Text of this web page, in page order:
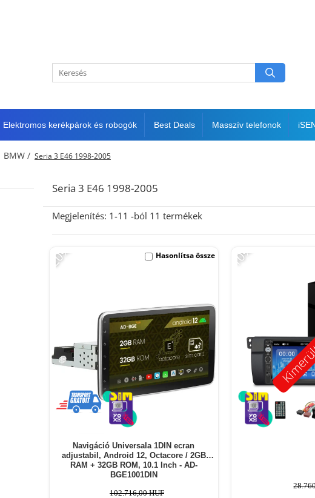
Elektromos kerékpárok és robogók Best Deals Masszív telefonok
BMW / Seria 3 E46 1998-2005
Seria 3 E46 1998-2005
Megjelenítés: 1-11 -ból 11 termékek
-20%
Navigáció Universala 1DIN ecran
adjustabil, Android 12, Octacore / 2GB
RAM + 32GB ROM, 10.1 Inch - AD-
BGE1001DIN
102.716,00 HUF
Hasonlítsa össze -10%